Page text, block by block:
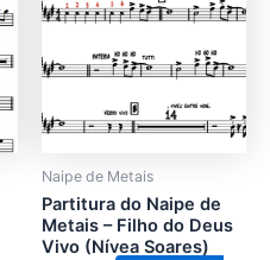
Naipe de Metais
Partitura do Naipe de
Metais – Filho do Deus
Vivo (Nívea Soares)